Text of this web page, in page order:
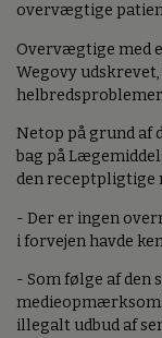
overvægtige
Overvægtige med
Wegovy
Netop på grund af
bag på
den receptpligtige
- Der er ingen
i forvejen havde
- Som følge af den
illegalt udbud af